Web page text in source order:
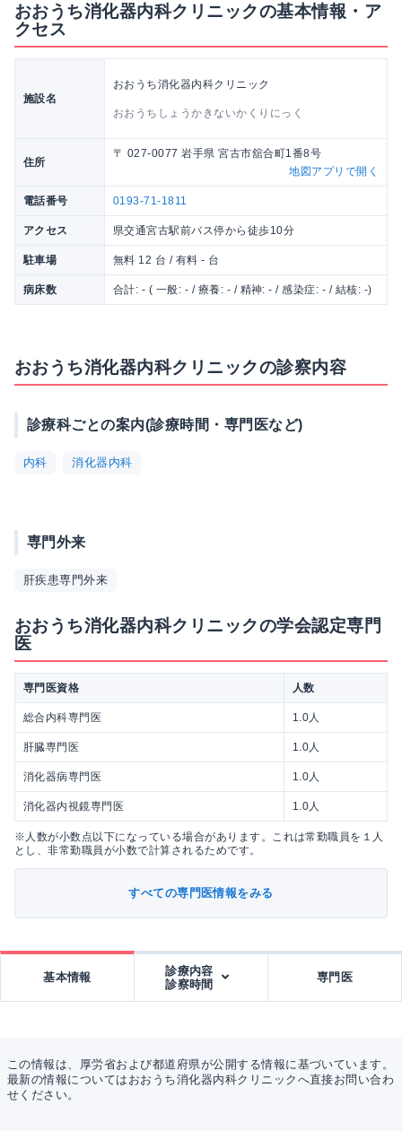
おおうち消化器内科クリニックの基本情報・ア
クセス
施設名
おおうち消化器内科クリニック
おおうちしょうかきないかくりにっく
住所
〒 027-0077 岩手県 宮古市舘合町1番8号
地図アプリで開く
電話番号 0193-71-1811
アクセス 県交通宮古駅前バス停から徒歩10分
駐車場 無料 12 台 / 有料 - 台
病床数 合計: - ( 一般: - / 療養: - / 精神: - / 感染症: - / 結核: -)
おおうち消化器内科クリニックの診察内容
診療科ごとの案内(診療時間・専門医など)
内科 消化器内科
専門外来
肝疾患専門外来
おおうち消化器内科クリニックの学会認定専門
医
専門医資格 人数
総合内科専門医 1.0人
肝臓専門医 1.0人
消化器病専門医 1.0人
消化器内視鏡専門医 1.0人
※人数が小数点以下になっている場合があります。これは常勤職員を１人
とし、非常勤職員が小数で計算されるためです。
すべての専門医情報をみる
基本情報
診療内容
診察時間
専門医
この情報は、厚労省および都道府県が公開する情報に基づいています。
最新の情報についてはおおうち消化器内科クリニックへ直接お問い合わ
せください。